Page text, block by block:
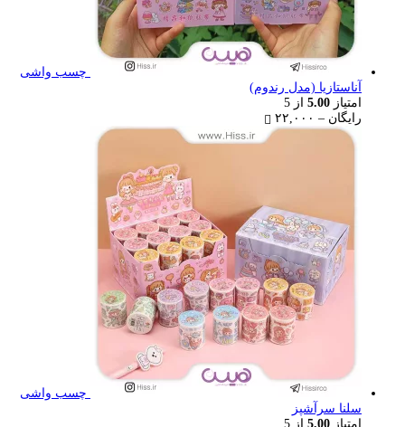
چسب واشی
آناستازیا (مدل رندوم)
امتیاز 5.00 از 5
رایگان – ۲۲,۰۰۰
range:
رایگان
چسب واشی
سلنا سرآشپز
امتیاز 5.00 از 5